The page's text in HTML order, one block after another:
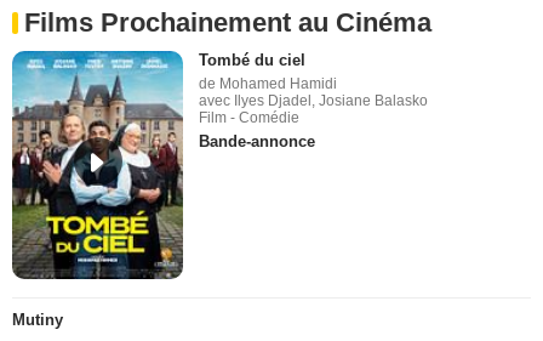
Films Prochainement au Cinéma
Tombé du ciel
de Mohamed Hamidi
avec Ilyes Djadel, Josiane Balasko
Film - Comédie
Bande-annonce
Mutiny